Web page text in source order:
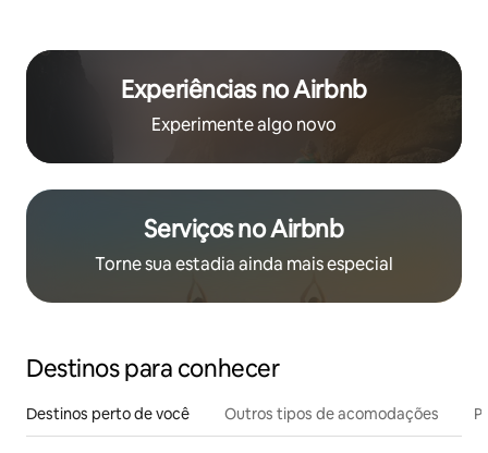
Experiências no Airbnb
Experimente algo novo
Serviços no Airbnb
Torne sua estadia ainda mais especial
Destinos para conhecer
Destinos perto de você Outros tipos de acomodações